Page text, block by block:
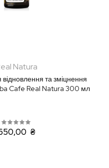
Natura
та зміцнення
Cafe Real Natura 300 мл
₴